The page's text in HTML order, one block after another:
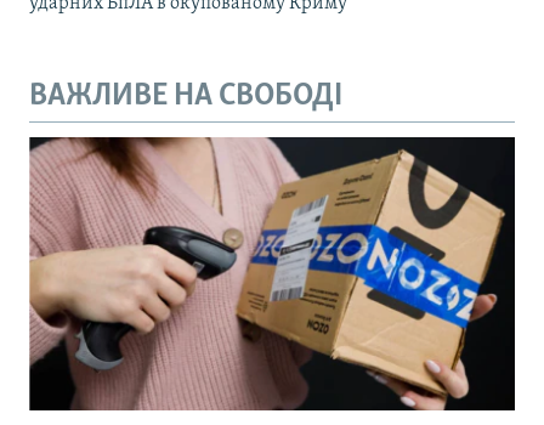
ВАЖЛИВЕ НА СВОБОДІ